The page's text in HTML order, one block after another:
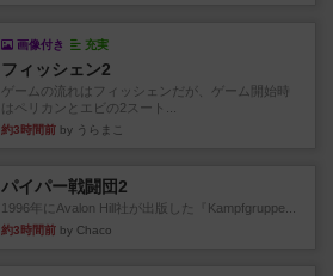
画像付き 充実
フィッシェン2
ゲームの流れはフィッシェンだが、ゲーム開始時
はペリカンとエビの2スート...
約3時間前 by うらまこ
パイパー戦闘団2
1996年にAvalon Hill社が出版した『Kampfgruppe...
約3時間前 by Chaco